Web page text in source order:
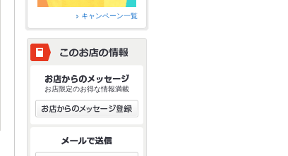
キャンペーン一覧
お店限定のお得な情報満載